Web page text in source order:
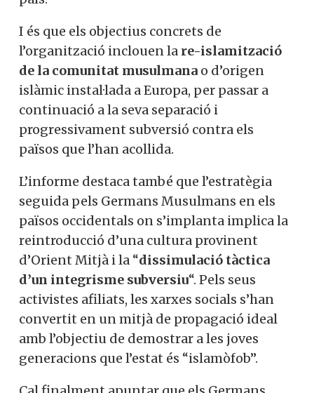
I és que els objectius concrets de
l’organització inclouen la re-islamització
de la comunitat musulmana o d’origen
islàmic instal·lada a Europa, per passar a
continuació a la seva separació i
progressivament subversió contra els
països que l’han acollida.
L’informe destaca també que l’estratègia
seguida pels Germans Musulmans en els
països occidentals on s’implanta implica la
reintroducció d’una cultura provinent
d’Orient Mitjà i la “dissimulació tàctica
d’un integrisme subversiu“. Pels seus
activistes afiliats, les xarxes socials s’han
convertit en un mitjà de propagació ideal
amb l’objectiu de demostrar a les joves
generacions que l’estat és “islamòfob”.